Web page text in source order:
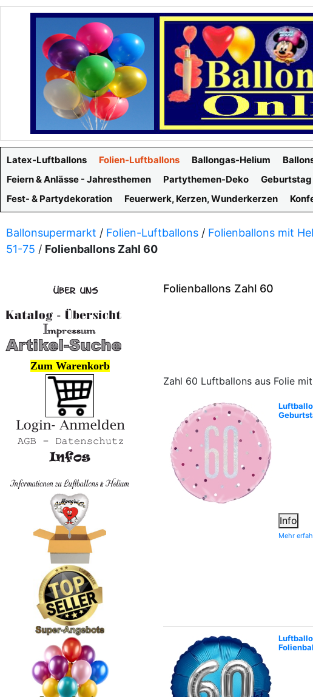
Latex-Luftballons Folien-Luftballons Ballongas-Helium
Feiern & Anlässe - Jahresthemen
Partythemen-Deko Geburtstag
Fest- & Partydekoration
Feuerwerk, Kerzen, Wunderkerzen
Ballonsupermarkt / Folien-Luftballons / Folienballons mit
51-75 / Folienballons Zahl 60
Folienballons Zahl 60
Zahl 60 Luftballons aus Folie
Info
Mehr
Zum Warenkorb